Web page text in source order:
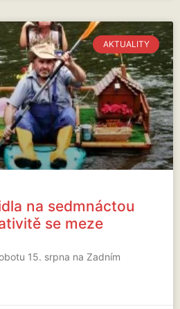
AKTUALITY
na sedmnáctou
se meze
15. srpna na Zadním